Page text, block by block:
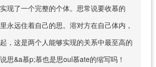
现了一个完整的个体。思常说要收慕的
永远住着自己的思。溶对方在自己体内，
，这是两个人能够实现的关系中最至高的
思&a慕p;慕也是思oul慕ate的缩写吗！